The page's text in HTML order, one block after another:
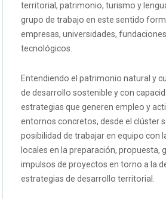
territorial, patrimonio, turismo y
grupo de trabajo en este sentido
empresas, universidades,
tecnológicos.
Entendiendo el patrimonio natural y
de desarrollo sostenible y con
estrategias que generen empleo y
entornos concretos, desde el clúster
posibilidad de trabajar en equipo con
locales en la preparación, propuesta,
impulsos de proyectos en torno a la
estrategias de desarrollo territorial.